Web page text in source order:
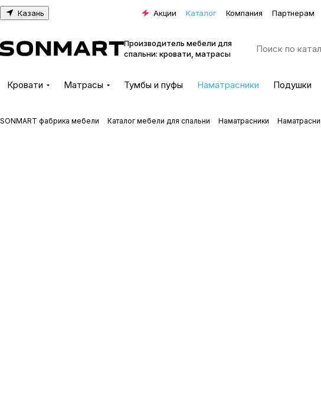
Казань Акции Каталог Компания Партнерам
Производитель мебели для
спальни: кровати, матрасы
Кровати Матрасы Тумбы и пуфы Наматрасники Подушки
SONMART фабрика мебели Каталог мебели для спальни Наматрасники